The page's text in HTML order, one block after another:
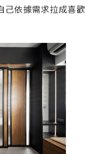
己依據需求拉成喜歡